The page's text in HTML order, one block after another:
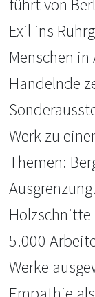
führt von
Exil ins
Menschen
Handelnde
Werk zu
Themen:
5.000
Werke